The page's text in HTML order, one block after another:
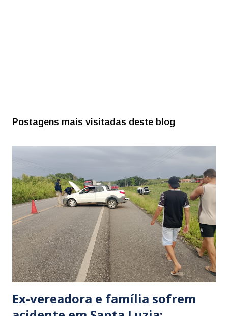
Postagens mais visitadas deste blog
Ex-vereadora e família sofrem